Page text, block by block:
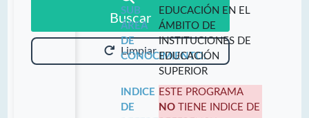
Buscar
Limpiar
SUB
ÁREA
DE
CONOCIMIENTO:
EDUCACIÓN EN EL
ÁMBITO DE
INSTITUCIONES DE
EDUCACIÓN
SUPERIOR
INDICE
DE
ESTE PROGRAMA
NO TIENE INDICE DE